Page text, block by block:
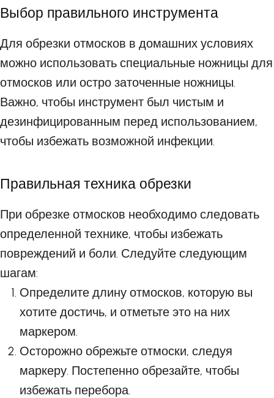
Выбор правильного инструмента
Для обрезки отмосков в домашних условиях
можно использовать специальные ножницы для
отмосков или остро заточенные ножницы.
Важно, чтобы инструмент был чистым и
дезинфицированным перед использованием,
чтобы избежать возможной инфекции.
Правильная техника обрезки
При обрезке отмосков необходимо следовать
определенной технике, чтобы избежать
повреждений и боли. Следуйте следующим
шагам:
Определите длину отмосков, которую вы
хотите достичь, и отметьте это на них
маркером.
Осторожно обрежьте отмоски, следуя
маркеру. Постепенно обрезайте, чтобы
избежать перебора.